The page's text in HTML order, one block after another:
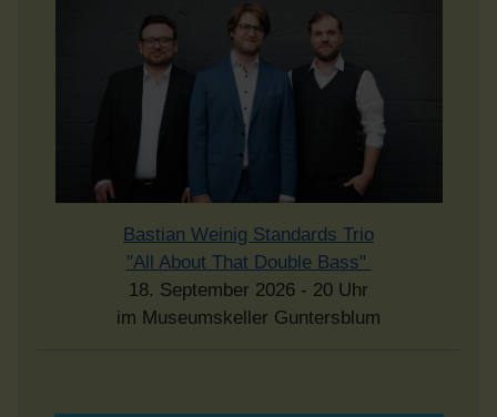
Bastian Weinig Standards Trio
"All About That Double Bass"
18. September 2026 - 20 Uhr
im Museumskeller Guntersblum